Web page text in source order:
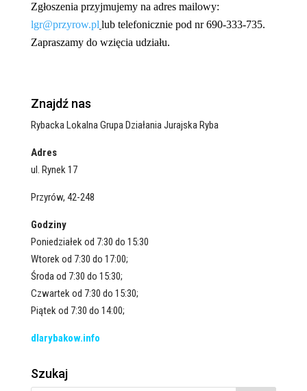
Zgłoszenia przyjmujemyna adres mailowy:
lgr@przyrow.pl lub telefonicznie pod nr 690-333-735.
Zapraszamy do wzięcia udziału.
Znajdź nas
Rybacka Lokalna Grupa Działania Jurajska Ryba
Adres
ul. Rynek 17
Przyrów, 42-248
Godziny
Poniedziałek od 7:30 do 15:30
Wtorek od 7:30 do 17:00;
Środa od 7:30 do 15:30;
Czwartek od 7:30 do 15:30;
Piątek od 7:30 do 14:00;
dlarybakow.info
Szukaj